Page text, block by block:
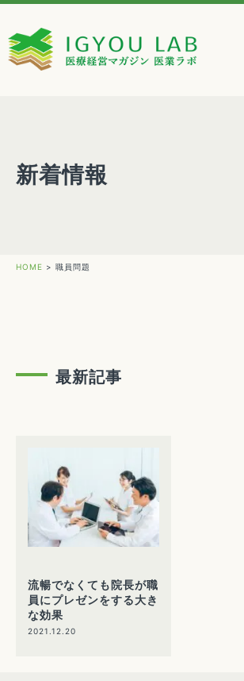
新着情報
HOME > 職員問題
最新記事
流暢でなくても院長が職
員にプレゼンをする大き
な効果
2021.12.20